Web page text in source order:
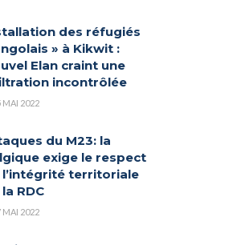
des réfugiés
» à Kikwit :
Elan craint une
incontrôlée
MAI 2022
du M23: la
exige le respect
l’intégrité territoriale
RDC
MAI 2022